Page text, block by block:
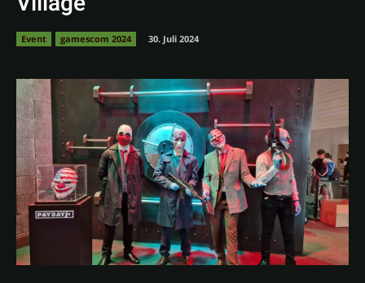
Event gamescom 2024 30. Juli 2024